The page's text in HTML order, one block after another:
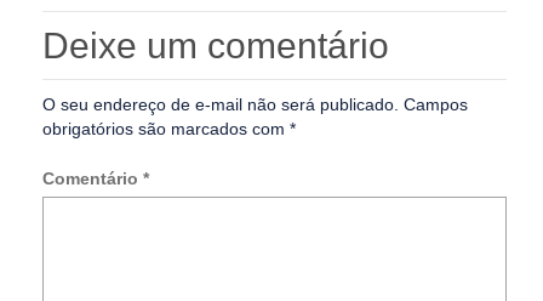
Deixe um comentário
O seu endereço de e-mail não será publicado. Campos
obrigatórios são marcados com *
Comentário *